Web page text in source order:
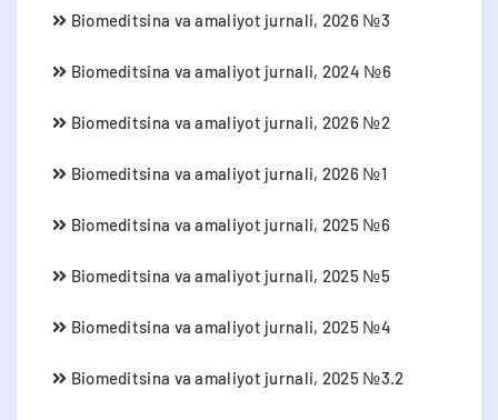
Biomeditsina va amaliyot jurnali, 2026 №3
Biomeditsina va amaliyot jurnali, 2024 №6
Biomeditsina va amaliyot jurnali, 2026 №2
Biomeditsina va amaliyot jurnali, 2026 №1
Biomeditsina va amaliyot jurnali, 2025 №6
Biomeditsina va amaliyot jurnali, 2025 №5
Biomeditsina va amaliyot jurnali, 2025 №4
Biomeditsina va amaliyot jurnali, 2025 №3.2